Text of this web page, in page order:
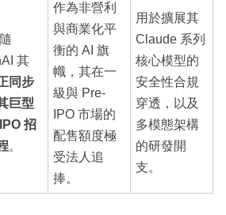
其
同步
巨型
招
。
作為非營利
與商業化平
衡的 AI 旗
幟，其在一
級與 Pre-
IPO 市場的
配售額度極
受法人追
捧。
用於擴展其
Claude 系列
核心模型的
安全性合規
穿透，以及
多模態架構
的研發開
支。